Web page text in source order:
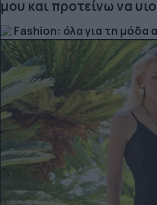
μου και προτείνω να
Fashion: όλα για τη μόδα